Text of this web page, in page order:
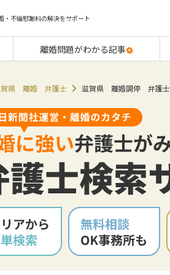
・不倫慰謝料の解決をサポート
離婚問題がわかる記事
賀県 離婚 弁護士 滋賀県 離婚調停 弁護士